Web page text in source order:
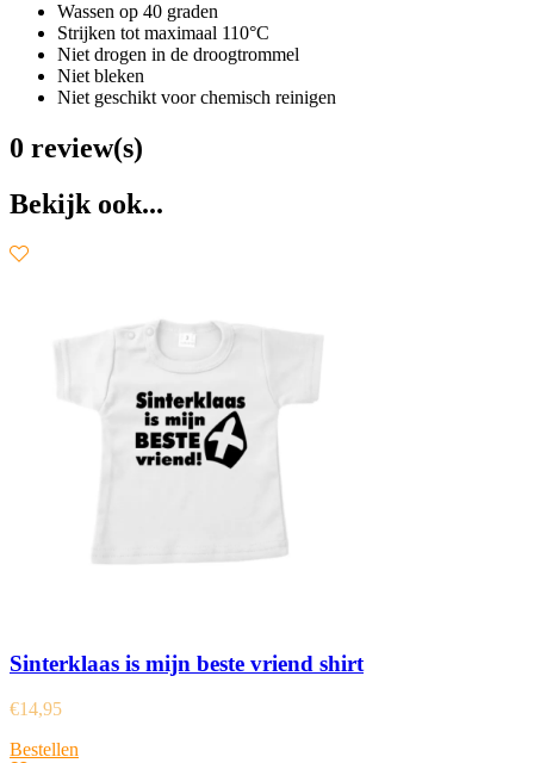
Wassen op 40 graden
Strijken tot maximaal 110°C
Niet drogen in de droogtrommel
Niet bleken
Niet geschikt voor chemisch reinigen
0 review(s)
Bekijk ook...
Sinterklaas is mijn beste vriend shirt
€14,95
Bestellen